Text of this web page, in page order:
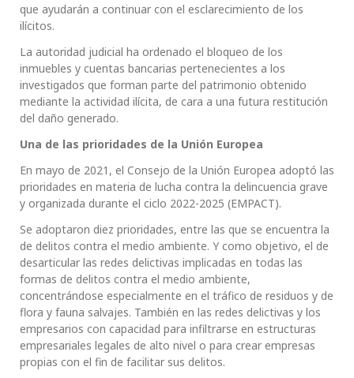
que ayudarán a continuar con el esclarecimiento de los
ilícitos.
La autoridad judicial ha ordenado el bloqueo de los
inmuebles y cuentas bancarias pertenecientes a los
investigados que forman parte del patrimonio obtenido
mediante la actividad ilícita, de cara a una futura restitución
del daño generado.
Una de las prioridades de la Unión Europea
En mayo de 2021, el Consejo de la Unión Europea adoptó las
prioridades en materia de lucha contra la delincuencia grave
y organizada durante el ciclo 2022-2025 (EMPACT).
Se adoptaron diez prioridades, entre las que se encuentra la
de delitos contra el medio ambiente. Y como objetivo, el de
desarticular las redes delictivas implicadas en todas las
formas de delitos contra el medio ambiente,
concentrándose especialmente en el tráfico de residuos y de
flora y fauna salvajes. También en las redes delictivas y los
empresarios con capacidad para infiltrarse en estructuras
empresariales legales de alto nivel o para crear empresas
propias con el fin de facilitar sus delitos.